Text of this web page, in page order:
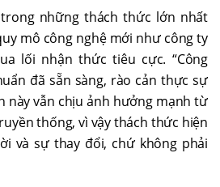
những thách thức lớn nhất
mô công nghệ mới như công ty
lối nhận thức tiêu cực. “Công
đã sẵn sàng, rào cản thực sự
này vẫn chịu ảnh hưởng mạnh từ
thống, vì vậy thách thức hiện
và sự thay đổi, chứ không phải